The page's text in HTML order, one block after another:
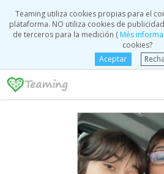
Teaming utiliza cookies propias para el
plataforma. NO utiliza cookies de
de terceros para la medición (Més
cookies?
Aceptar